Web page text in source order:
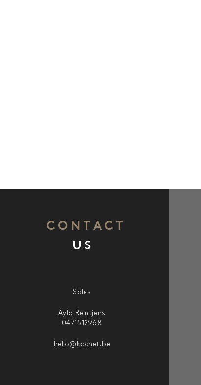
CONTACT
US
Sales
Ayla Reintjens
0471512968
hello@kachet.be